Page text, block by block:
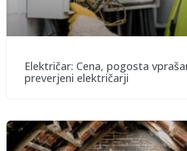
Električar: Cena, pogosta
preverjeni električarji